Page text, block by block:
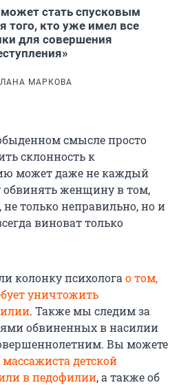
стать спусковым
того, кто уже имел все
для совершения
МАРКОВА
смысле просто
склонность к
может даже не каждый
обвинять женщину в том,
только неправильно, но и
виноват только
колонку психолога о том,
уничтожить
. Также мы следим за
обвиненных в насилии
Вы можете
массажиста детской
в педофилии, а также об